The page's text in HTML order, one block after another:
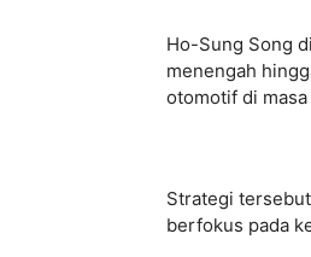
Ho-Sung Song
menengah
otomotif di masa
Strategi
berfokus pada